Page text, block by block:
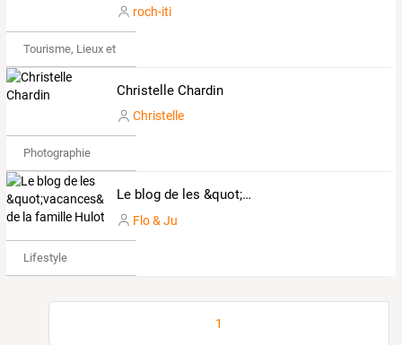
roch-iti
Tourisme, Lieux et Événements
Christelle Chardin
Christelle
Photographie
Le blog de les &quot;vacances&quot; de la famille Hulot
Flo & Ju
Lifestyle
1